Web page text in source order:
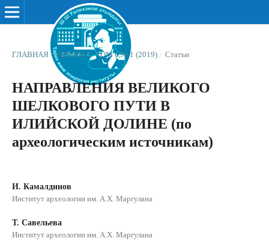
ГЛАВНАЯ / АРХИВЫ / ТОМ 6 № 1 (2019) / Статьи
НАПРАВЛЕНИЯ ВЕЛИКОГО
ШЕЛКОВОГО ПУТИ В
ИЛИЙСКОЙ ДОЛИНЕ (по
археологическим источникам)
И. Камалдинов
Институт археологии им. А.Х. Маргулана
Т. Савельева
Институт археологии им. А.Х. Маргулана